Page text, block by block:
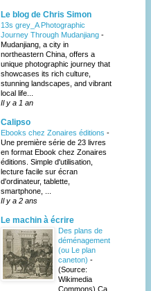
Le blog de Chris Simon
13s grey_A Photographic
Journey Through Mudanjiang -
Mudanjiang, a city in
northeastern China, offers a
unique photographic journey that
showcases its rich culture,
stunning landscapes, and vibrant
local life...
Il y a 1 an
Calipso
Ebooks chez Zonaires éditions -
Une première série de 23 livres
en format Ebook chez Zonaires
éditions. Simple d'utilisation,
lecture facile sur écran
d'ordinateur, tablette,
smartphone, ...
Il y a 2 ans
Le machin à écrire
Des plans de
déménagement
(ou Le plan
caneton) -
(Source:
Wikimedia
Commons) Ça